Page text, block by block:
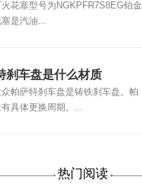
花塞型号为NGKPFR7S8EG铂金
是汽油...
刹车盘是什么材质
帕萨特刹车盘是铸铁刹车盘。帕
具体更换周期。...
热门阅读